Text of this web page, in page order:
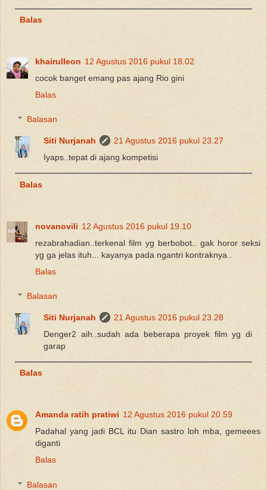
Balas
khairulleon 12 Agustus 2016 pukul 18.02
cocok banget emang pas ajang Rio gini
Balas
Balasan
Siti Nurjanah
21 Agustus 2016 pukul 23.27
Iyaps..tepat di ajang kompetisi
Balas
novanovili 12 Agustus 2016 pukul 19.10
rezabrahadian..terkenal film yg berbobot.. gak horor seksi
yg ga jelas ituh... kayanya pada ngantri kontraknya..
Balas
Balasan
Siti Nurjanah
21 Agustus 2016 pukul 23.28
Denger2 aih..sudah ada beberapa proyek film yg di
garap
Balas
Amanda ratih pratiwi 12 Agustus 2016 pukul 20.59
Padahal yang jadi BCL itu Dian sastro loh mba, gemeees
diganti
Balas
Balasan